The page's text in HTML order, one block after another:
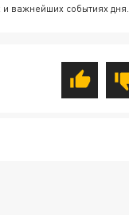
и важнейших событиях дня.